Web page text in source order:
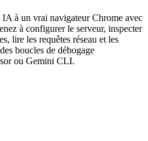
à un vrai navigateur Chrome avec
à configurer le serveur, inspecter
lire les requêtes réseau et les
boucles de débogage
ou Gemini CLI.